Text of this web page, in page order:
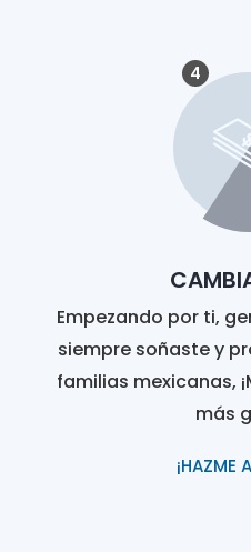
4
Empezando por ti,
siempre soñaste y
familias mexicanas,
más
¡HAZME